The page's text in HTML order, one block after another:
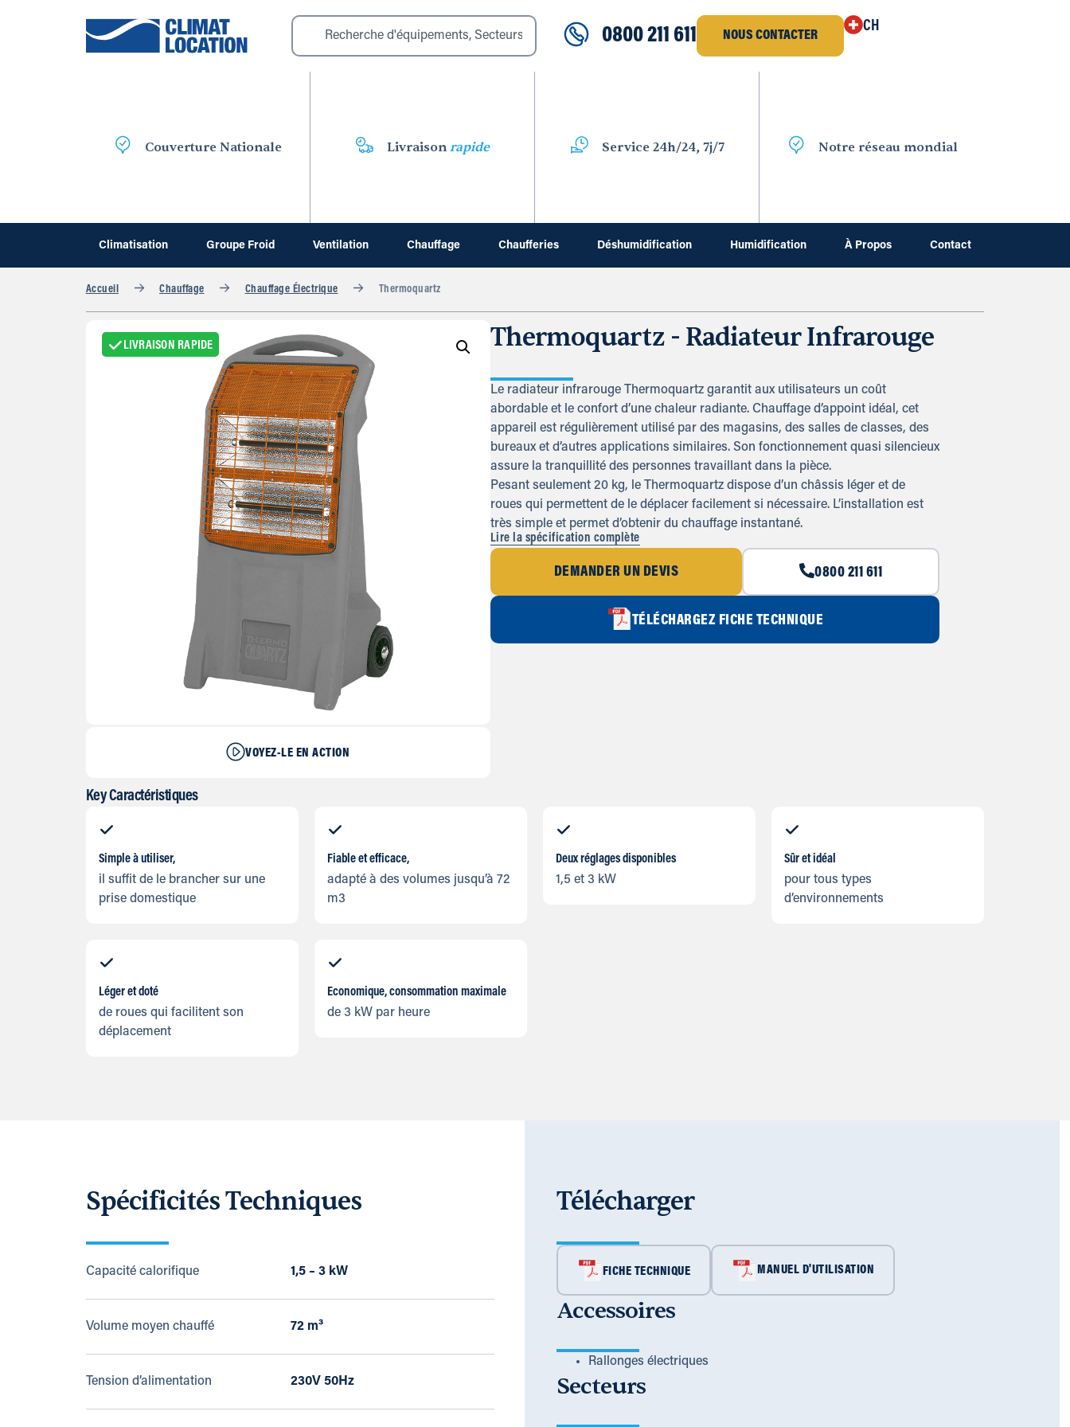
0800 211 611 NOUS CONTACTER
CH
Couverture Nationale Livraison rapide Service 24h/24, 7j/7 Notre réseau mondial
Climatisation Groupe Froid Ventilation Chauffage Chaufferies Déshumidification Humidification À Propos Contact
Accueil Chauffage Chauffage Électrique Thermoquartz
LIVRAISON RAPIDE
VOYEZ-LE EN ACTION
Thermoquartz - Radiateur Infrarouge
Le radiateur infrarouge Thermoquartz garantit aux utilisateurs un coût
abordable et le confort d’une chaleur radiante. Chauffage d’appoint idéal, cet
appareil est régulièrement utilisé par des magasins, des salles de classes, des
bureaux et d’autres applications similaires. Son fonctionnement quasi silencieux
assure la tranquillité des personnes travaillant dans la pièce.
Pesant seulement 20 kg, le Thermoquartz dispose d’un châssis léger et de
roues qui permettent de le déplacer facilement si nécessaire. L’installation est
très simple et permet d’obtenir du chauffage instantané.
Lire la spécification complète
DEMANDER UN DEVIS 0800 211 611
TÉLÉCHARGEZ FICHE TECHNIQUE
Key Caractéristiques
Simple à utiliser,
il suffit de le brancher sur une
prise domestique
Fiable et efficace,
adapté à des volumes jusqu’à 72
m3
Deux réglages disponibles
1,5 et 3 kW
Sûr et idéal
pour tous types
d’environnements
Léger et doté
de roues qui facilitent son
déplacement
Economique, consommation maximale
de 3 kW par heure
Spécificités Techniques
Capacité calorifique 1,5 – 3 kW
Volume moyen chauffé 72 m³
Tension d’alimentation 230V 50Hz
Télécharger
FICHE TECHNIQUE MANUEL D'UTILISATION
Accessoires
Rallonges électriques
Secteurs